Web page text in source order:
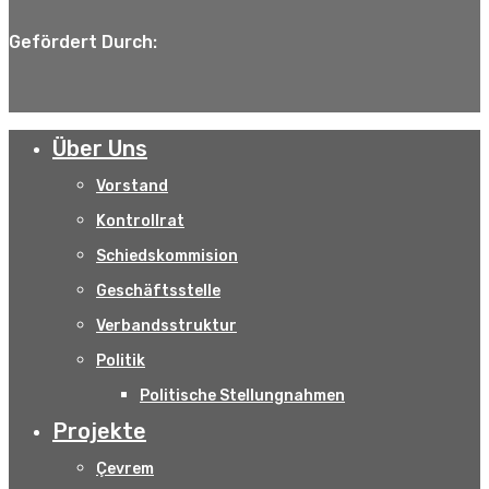
Gefördert Durch:
Über Uns
Vorstand
Kontrollrat
Schiedskommision
Geschäftsstelle
Verbandsstruktur
Politik
Politische Stellungnahmen
Projekte
Çevrem